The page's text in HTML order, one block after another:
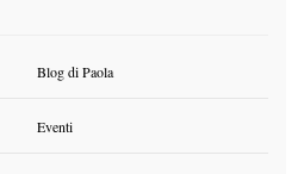
Blog di Paola
Eventi